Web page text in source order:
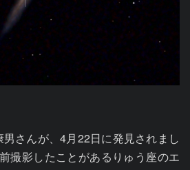
さんが、4月22日に発見されまし
撮影したことがあるりゅう座のエ